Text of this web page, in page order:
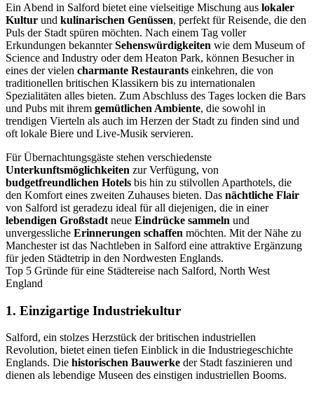
Ein Abend in Salford bietet eine vielseitige Mischung aus lokaler
Kultur und kulinarischen Genüssen, perfekt für Reisende, die den
Puls der Stadt spüren möchten. Nach einem Tag voller
Erkundungen bekannterSehenswürdigkeiten wie dem Museum of
Science and Industry oder dem Heaton Park, können Besucher in
eines der vielen charmante Restaurants einkehren, die von
traditionellen britischen Klassikern bis zu internationalen
Spezialitäten alles bieten. Zum Abschluss des Tages locken die Bars
und Pubs mit ihrem gemütlichen Ambiente, die sowohl in
trendigen Vierteln als auch im Herzen der Stadt zu finden sind und
oft lokale Biere und Live-Musik servieren.
Für Übernachtungsgäste stehen verschiedenste
Unterkunftsmöglichkeiten zur Verfügung, von
budgetfreundlichen Hotels bis hin zu stilvollen Aparthotels, die
den Komfort eines zweiten Zuhauses bieten. Das nächtliche Flair
von Salford ist geradezu ideal für all diejenigen, die in einer
lebendigen Großstadt neue Eindrücke sammeln und
unvergessliche Erinnerungen schaffen möchten. Mit der Nähe zu
Manchester ist das Nachtleben in Salford eine attraktive Ergänzung
für jeden Städtetrip in den Nordwesten Englands.
Top 5 Gründe für eine Städtereise nach Salford, North West
England
1. Einzigartige Industriekultur
Salford, ein stolzes Herzstück der britischen industriellen
Revolution, bietet einen tiefen Einblick in die Industriegeschichte
Englands. Die historischen Bauwerke der Stadt faszinieren und
dienen als lebendige Museen des einstigen industriellen Booms.